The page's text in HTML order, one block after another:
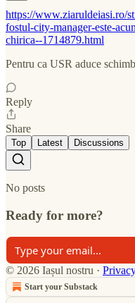
https://www.ziaruldeiasi.ro/
fostul-city-manager-este-
chirica--1714879.html
Pentru ca USR aduce
Reply
Share
Top Latest Discussions
No posts
Ready for more?
© 2026 Iașul nostru ·
Start your Substack